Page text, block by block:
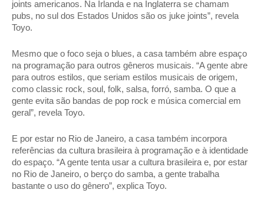
joints americanos. Na Irlanda e na Inglaterra se chamam
pubs, no sul dos Estados Unidos são os juke joints”, revela
Toyo.
Mesmo que o foco seja o blues, a casa também abre espaço
na programação para outros gêneros musicais. “A gente abre
para outros estilos, que seriam estilos musicais de origem,
como classic rock, soul, folk, salsa, forró, samba. O que a
gente evita são bandas de pop rock e música comercial em
geral”, revela Toyo.
E por estar no Rio de Janeiro, a casa também incorpora
referências da cultura brasileira à programação e à identidade
do espaço. “A gente tenta usar a cultura brasileira e, por estar
no Rio de Janeiro, o berço do samba, a gente trabalha
bastante o uso do gênero”, explica Toyo.